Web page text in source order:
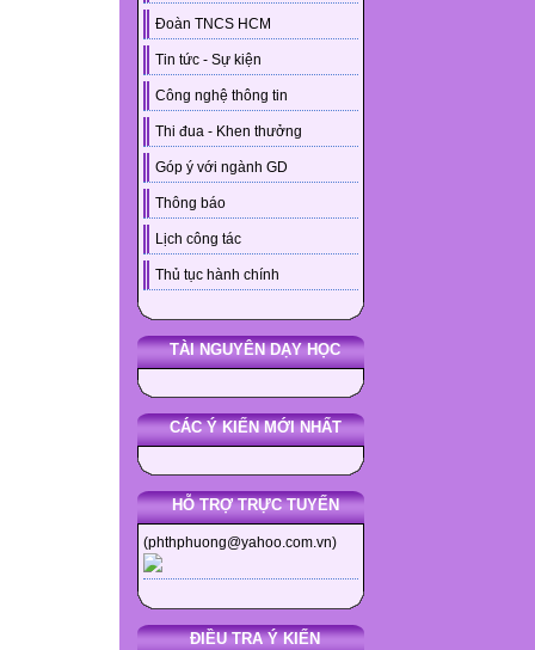
Đoàn TNCS HCM
Tin tức - Sự kiện
Công nghệ thông tin
Thi đua - Khen thưởng
Góp ý với ngành GD
Thông báo
Lịch công tác
Thủ tục hành chính
TÀI NGUYÊN DẠY HỌC
CÁC Ý KIẾN MỚI NHẤT
HỖ TRỢ TRỰC TUYẾN
(phthphuong@yahoo.com.vn)
ĐIỀU TRA Ý KIẾN